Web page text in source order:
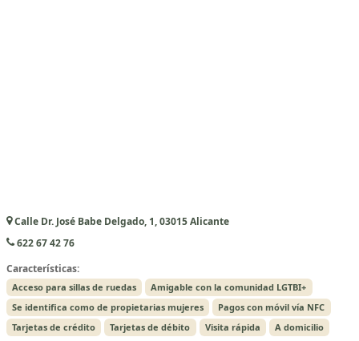
Calle Dr. José Babe Delgado, 1, 03015 Alicante
622 67 42 76
Características:
Acceso para sillas de ruedas
Amigable con la comunidad LGTBI+
Se identifica como de propietarias mujeres
Pagos con móvil vía NFC
Tarjetas de crédito
Tarjetas de débito Visita rápida A domicilio